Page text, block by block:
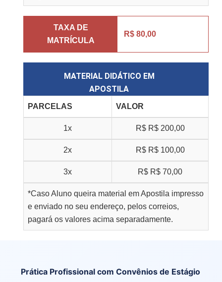
TAXA DE
MATRÍCULA
R$ 80,00
MATERIAL DIDÁTICO EM
APOSTILA
PARCELAS VALOR
1x R$ R$ 200,00
2x R$ R$ 100,00
3x R$ R$ 70,00
*Caso Aluno queira material em Apostila impresso
e enviado no seu endereço, pelos correios,
pagará os valores acima separadamente.
Prática Profissional com Convênios de Estágio